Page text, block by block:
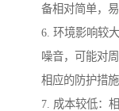
备相对简单，
6. 环境影响较
噪音，可能对
相应的防护措施
7. 成本较低：